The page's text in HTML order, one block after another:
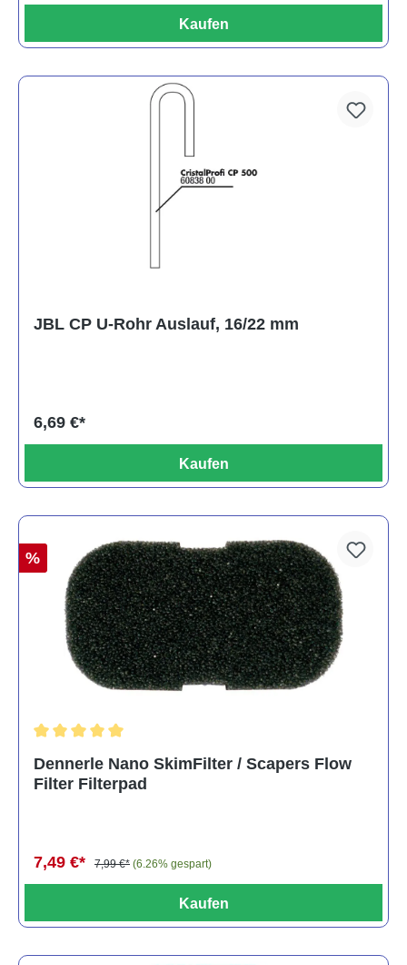
Kaufen
JBL CP U-Rohr Auslauf, 16/22 mm
6,69 €*
Kaufen
%
Dennerle Nano SkimFilter / Scapers Flow
Filter Filterpad
7,49 €* 7,99 €* (6.26% gespart)
Kaufen